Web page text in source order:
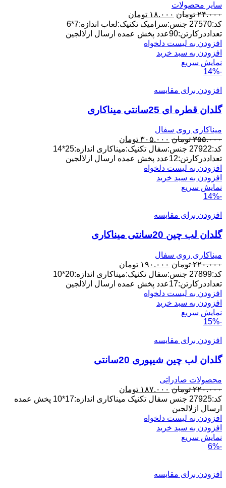
سایر محصولات
۲۴.۰۰۰ تومان قیمت
اصلی:
۲۴.۰۰۰ تومان
بود.
۱۸.۰۰۰ تومان
فعلی:
۱۸.۰۰۰ تومان.
کد:27570 جنس:سرامیک تکنیک:لعاب اندازه:7*6
تعداددرکارتن:90عدد پخش عمده ارسال ازلالجین
افزودن به لیست دلخواه
افزودن به سبد خرید
نمایش سریع
-14%
افزودن برای مقایسه
گلدان قطره ای 25سانتی میناکاری
میناکاری روی سفال
۳۵۵.۰۰۰ تومان قیمت
اصلی:
۳۵۵.۰۰۰ تومان
بود.
۳۰۵.۰۰۰ تومان
فعلی:
۳۰۵.۰۰۰ تومان.
کد:27922 جنس:سفال تکنیک:میناکاری اندازه:25*14
تعداددرکارتن:12عدد پخش عمده ارسال ازلالجین
افزودن به لیست دلخواه
افزودن به سبد خرید
نمایش سریع
-14%
افزودن برای مقایسه
گلدان لب چین 20سانتی میناکاری
میناکاری روی سفال
۲۲۰.۰۰۰ تومان قیمت
اصلی:
۲۲۰.۰۰۰ تومان
بود.
۱۹۰.۰۰۰ تومان
فعلی:
۱۹۰.۰۰۰ تومان.
کد:27899 جنس:سفال تکنیک:میناکاری اندازه:20*10
تعداددرکارتن:17عدد پخش عمده ارسال ازلالجین
افزودن به لیست دلخواه
افزودن به سبد خرید
نمایش سریع
-15%
افزودن برای مقایسه
گلدان لب چین شیپوری 20سانتی
محصولات صادراتی
۲۲۰.۰۰۰ تومان قیمت
اصلی:
بود.
۱۸۷.۰۰۰ تومان
فعلی:
کد:27925 جنس سفال تکنیک میناکاری اندازه:17*10 پخش عمده
ارسال ازلالجین
افزودن به لیست دلخواه
افزودن به سبد خرید
نمایش سریع
-6%
افزودن برای مقایسه